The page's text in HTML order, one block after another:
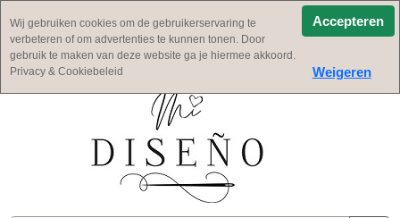
Goede service.
Veilig en eenvoudig betalen.
Gratis verzending vanaf €125,- ( NL)
Wij gebruiken cookies om de gebruikerservaring te
verbeteren of om advertenties te kunnen tonen. Door
gebruik te maken van deze website ga je hiermee akkoord.
Privacy & Cookiebeleid
Accepteren
Weigeren